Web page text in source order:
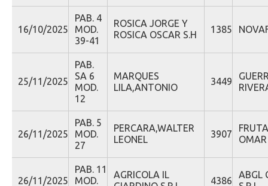
16/10/2025
PAB. 4
MOD.
39-41
ROSICA JORGE Y
ROSICA OSCAR S.H
1385
25/11/2025
PAB.
SA 6
MOD.
12
MARQUES
LILA,ANTONIO
3449
26/11/2025
PAB. 5
MOD.
27
PERCARA,WALTER
LEONEL
3907
OMAR
26/11/2025
PAB. 11
MOD.
AGRICOLA IL
4386
ABGL